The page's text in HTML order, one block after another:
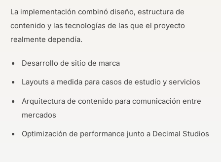
La implementación combinó diseño, estructura de
contenido y las tecnologías de las que el proyecto
realmente dependía.
Desarrollo de sitio de marca
Layouts a medida para casos de estudio y servicios
Arquitectura de contenido para comunicación entre
mercados
Optimización de performance junto a Decimal Studios